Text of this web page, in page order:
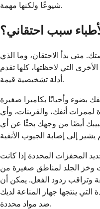
شيوعًا ولكنها مهمة.
سبب احتقاني؟
متى بدأ الاحتقان، وما الذي
التي لاحظتها، كلها تقدم
أدلة تشخيصية قيمة.
بضوء وأحيانًا بكاميرا صغيرة
لممرات أنفك، والقرينات، وأي
أيضًا من وجهك بحثًا عن أي
المحفزات المحددة إذا كانت
وخز الجلد لمناطق صغيرة من
وتراقب ردود الفعل. يمكن أن
ينتجها جهاز المناعة لديك
ضد مواد محددة.